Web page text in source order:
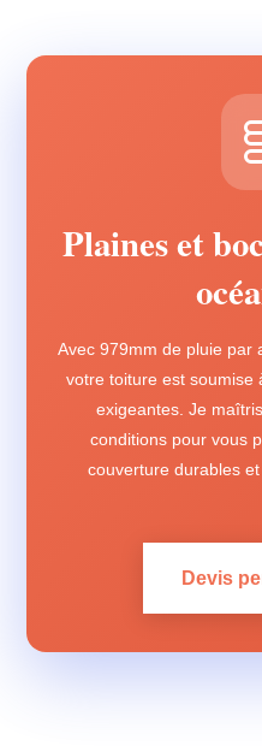
Plaines et
Avec 979mm de pluie par
votre toiture est soumise
exigeantes. Je
conditions pour vous
couverture durables
Devis